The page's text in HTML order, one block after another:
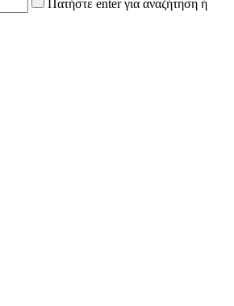
Πατήστε enter για αναζήτηση ή